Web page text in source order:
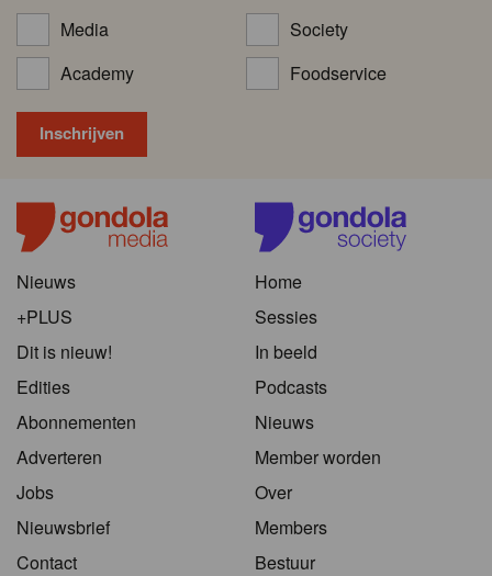
Media
Society
Academy
Foodservice
Nieuws
+PLUS
Dit is nieuw!
Edities
Abonnementen
Adverteren
Jobs
Nieuwsbrief
Contact
Home
Sessies
In beeld
Podcasts
Nieuws
Member worden
Over
Members
Bestuur